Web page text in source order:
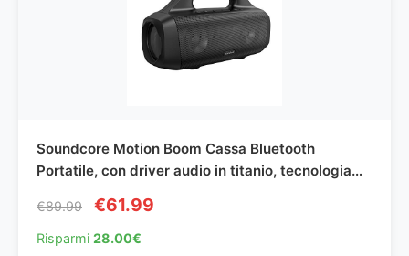
Soundcore Motion Boom Cassa Bluetooth
Portatile, con driver audio in titanio, tecnologia
spiaggia
€89.99 €61.99
Risparmi 28.00€